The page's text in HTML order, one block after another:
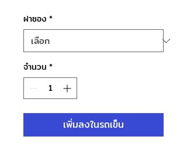
ฝาซอง *
จำนวน *
เพิ่มลงในรถเข็น